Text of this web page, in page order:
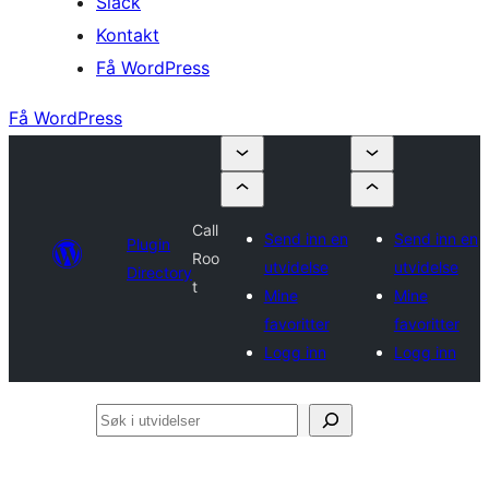
Kontakt
Få WordPress
Få WordPress
Plugin
Directory
Call
Roo
t
Send inn en
utvidelse
Mine
favoritter
Logg inn
Send inn en
utvidelse
Mine
favoritter
Logg inn
Søk